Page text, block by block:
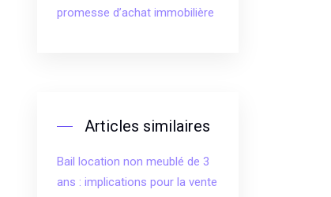
promesse d’achat immobilière
Articles similaires
Bail location non meublé de 3
ans : implications pour la vente